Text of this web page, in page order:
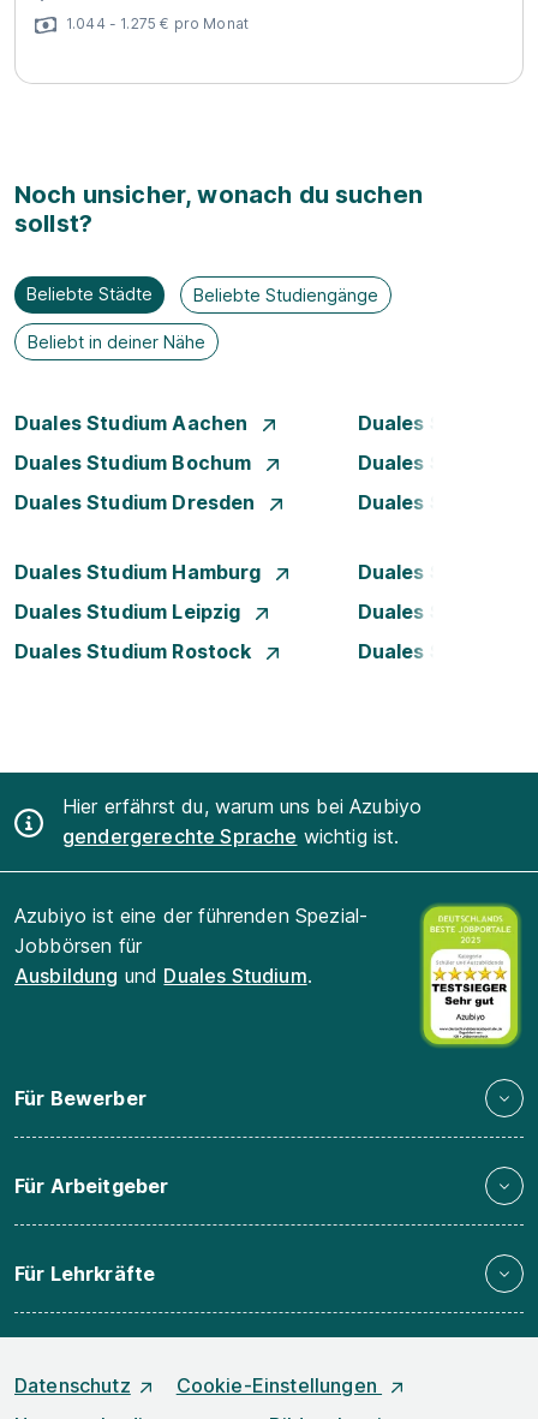
1.044 - 1.275 € pro Monat
Noch unsicher, wonach du suchen
sollst?
Beliebte Städte Beliebte Studiengänge
Beliebt in deiner Nähe
Duales Studium Aachen
Duales Studium
Duales Studium Bochum
Duales Studium
Duales Studium Dresden
Duales Studium
Duales Studium Hamburg
Duales Studium
Duales Studium Leipzig
Duales Studium
Duales Studium Rostock
Duales Studium
Hier erfährst du, warum uns bei Azubiyo
gendergerechte Sprache wichtig ist.
Azubiyo ist eine der führenden Spezial-
Jobbörsen für
Ausbildung und Duales Studium.
Für Bewerber
Für Arbeitgeber
Für Lehrkräfte
Datenschutz
Cookie-Einstellungen